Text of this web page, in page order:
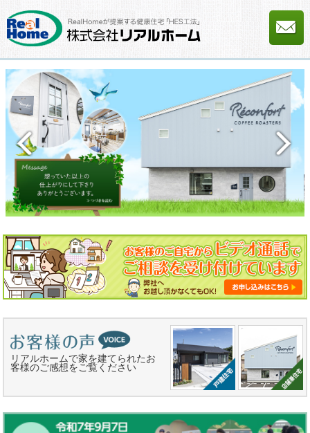
リアルホームで家を建てられたお
客様のご感想をご覧ください